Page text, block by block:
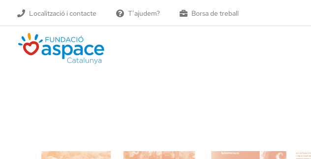
Localització i contacte T’ajudem? Borsa de treball